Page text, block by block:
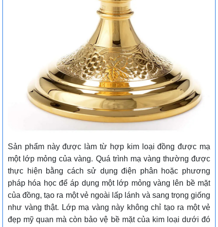
Sản phẩm này được làm từ hợp kim loại đồng được mạ
một lớp mỏng của vàng. Quá trình mạ vàng thường được
thực hiện bằng cách sử dụng điện phân hoặc phương
pháp hóa học để áp dụng một lớp mỏng vàng lên bề mặt
của đồng, tạo ra một vẻ ngoài lấp lánh và sang trọng giống
như vàng thật. Lớp mạ vàng này không chỉ tạo ra một vẻ
đẹp mỹ quan mà còn bảo vệ bề mặt của kim loại dưới đó